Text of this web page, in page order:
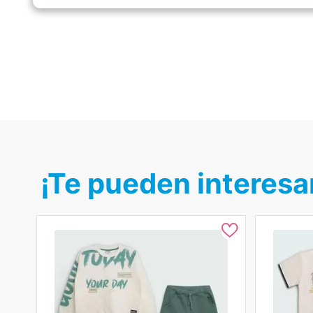
¡Te pueden